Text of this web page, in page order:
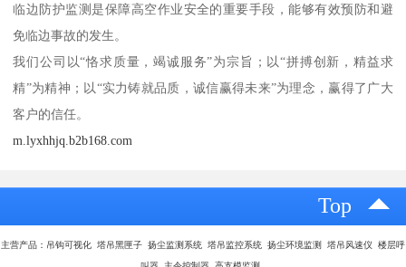
临边防护监测是保障高空作业安全的重要手段，能够有效预防和避
免临边事故的发生。
我们公司以“恪求质量，竭诚服务”为宗旨；以“拼搏创新，精益求
精”为精神；以“实力铸就品质，诚信赢得未来”为理念，赢得了广大
客户的信任。
m.lyxhhjq.b2b168.com
Top
主营产品：吊钩可视化 塔吊黑匣子 扬尘监测系统 塔吊监控系统 扬尘环境监测 塔吊风速仪 楼层呼